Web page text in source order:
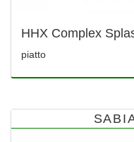
HHX Complex
piatto